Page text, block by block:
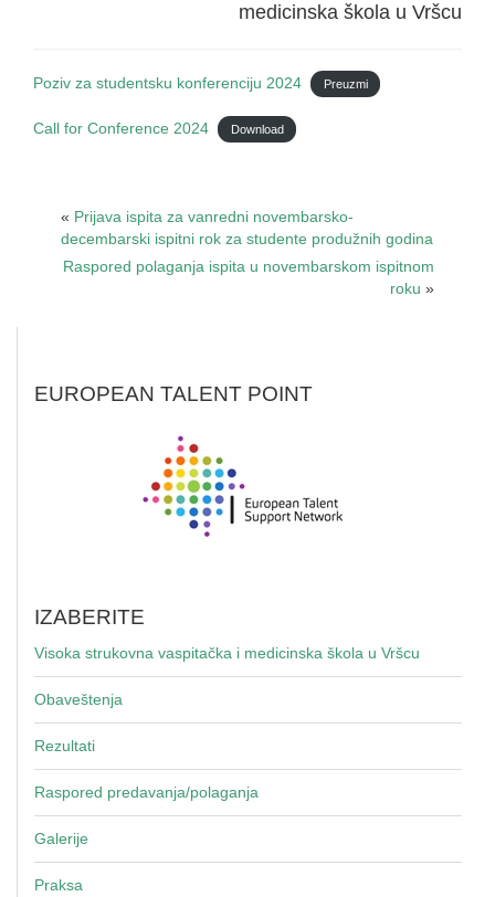
medicinska škola u Vršcu
Poziv za studentsku konferenciju 2024 Preuzmi
Call for Conference 2024 Download
« Prijava ispita za vanredni novembarsko-
decembarski ispitni rok za studente produžnih godina
Raspored polaganja ispita u novembarskom ispitnom
roku »
EUROPEAN TALENT POINT
IZABERITE
Visoka strukovna vaspitačka i medicinska škola u Vršcu
Obaveštenja
Rezultati
Raspored predavanja/polaganja
Galerije
Praksa